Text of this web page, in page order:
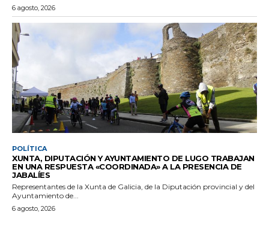
6 agosto, 2026
POLÍTICA
XUNTA, DIPUTACIÓN Y AYUNTAMIENTO DE LUGO TRABAJAN
EN UNA RESPUESTA «COORDINADA» A LA PRESENCIA DE
JABALÍES
Representantes de la Xunta de Galicia, de la Diputación provincial y del
Ayuntamiento de...
6 agosto, 2026